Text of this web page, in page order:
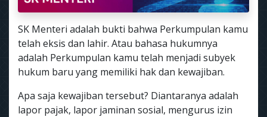
SK Menteri adalah bukti bahwa Perkumpulan kamu
telah eksis dan lahir. Atau bahasa hukumnya
adalah Perkumpulan kamu telah menjadi subyek
hukum baru yang memiliki hak dan kewajiban.
Apa saja kewajiban tersebut? Diantaranya adalah
lapor pajak, lapor jaminan sosial, mengurus izin